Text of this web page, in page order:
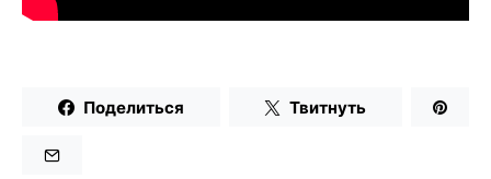
Поделиться Твитнуть